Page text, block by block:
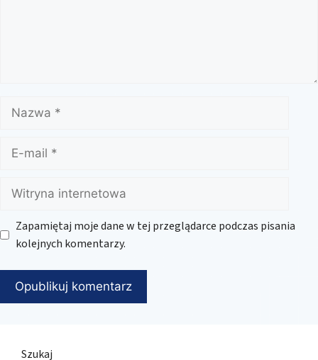
Nazwa
mail
Witryna
internetowa
Zapamiętaj moje dane w tej przeglądarce podczas pisania
kolejnych komentarzy.
Szukaj